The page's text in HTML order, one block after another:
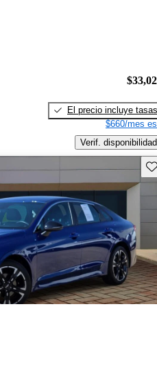
El precio incluye tasas
$660/mes
Verif. disponibilidad